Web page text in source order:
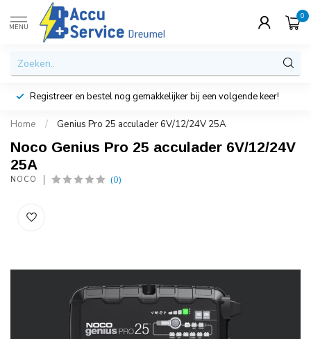
MENU
0
Registreer en bestel nog gemakkelijker bij een volgende keer!
Home / Genius Pro 25 acculader 6V/12/24V 25A
Noco Genius Pro 25 acculader 6V/12/24V
25A
NOCO (0)